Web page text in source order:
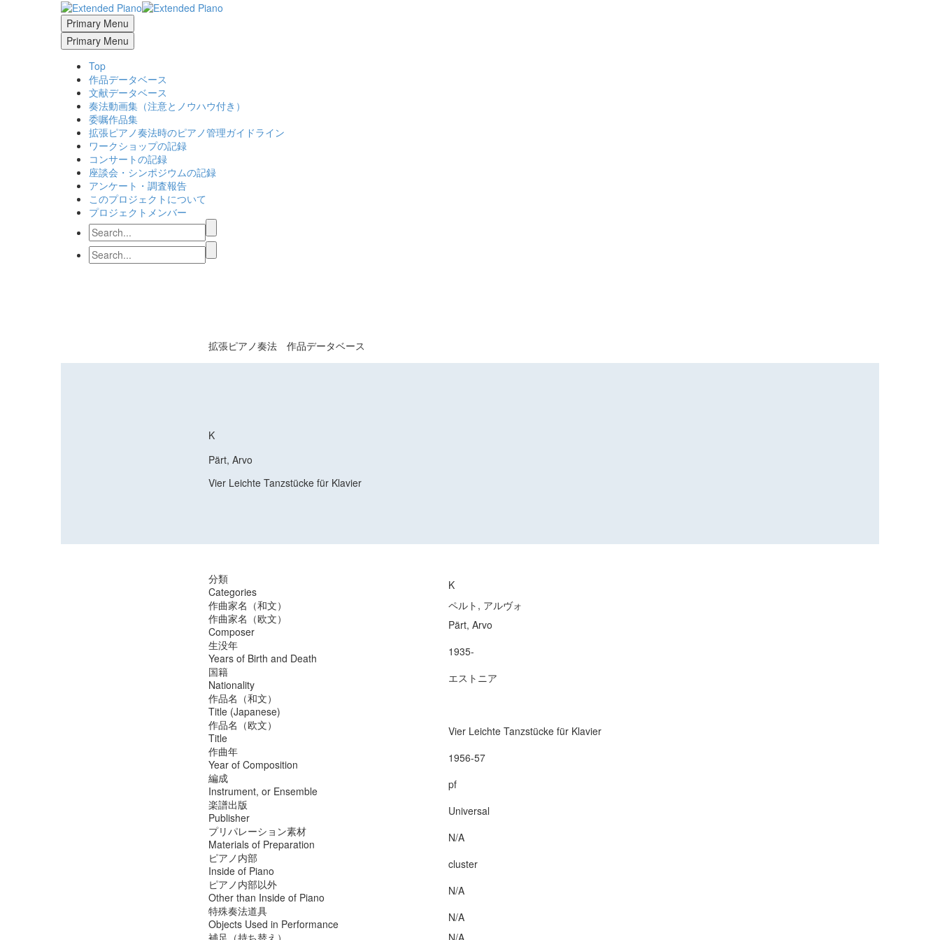
Primary Menu
Primary Menu
Top
作品データベース
文献データベース
奏法動画集（注意とノウハウ付き）
委嘱作品集
拡張ピアノ奏法時のピアノ管理ガイドライン
ワークショップの記録
コンサートの記録
座談会・シンポジウムの記録
アンケート・調査報告
このプロジェクトについて
プロジェクトメンバー
拡張ピアノ奏法 作品データベース
K
Pärt, Arvo
Vier Leichte Tanzstücke für Klavier
分類
Categories
K
作曲家名（和文）
ペルト, アルヴォ
作曲家名（欧文）
Composer
Pärt, Arvo
生没年
Years of Birth and Death
1935-
国籍
Nationality
エストニア
作品名（和文）
Title (Japanese)
作品名（欧文）
Title
Vier Leichte Tanzstücke für Klavier
作曲年
Year of Composition
1956-57
編成
Instrument, or Ensemble
pf
楽譜出版
Publisher
Universal
プリパレーション素材
Materials of Preparation
N/A
ピアノ内部
Inside of Piano
cluster
ピアノ内部以外
Other than Inside of Piano
N/A
特殊奏法道具
Objects Used in Performance
N/A
補足（持ち替え）
N/A